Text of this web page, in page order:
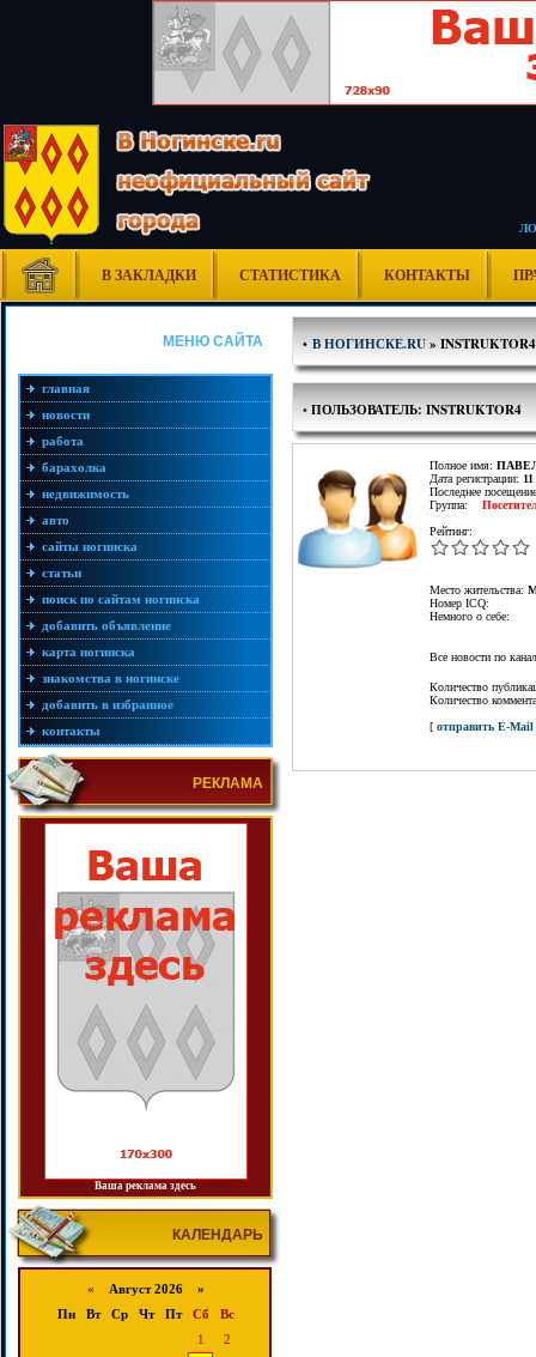
В ЗАКЛАДКИ СТАТИСТИКА КОНТАКТЫ
МЕНЮ САЙТА
главная
новости
работа
барахолка
недвижимость
авто
сайты ногинска
статьи
поиск по сайтам ногинска
добавить объявление
карта ногинска
знакомства в ногинске
добавить в избранное
контакты
РЕКЛАМА
Ваша реклама здесь
КАЛЕНДАРЬ
« Август 2026 »
Пн
Вт Ср Чт Пт Сб
Вс
1
2
• В НОГИНСКЕ.RU» INSTRUKTOR4
• ПОЛЬЗОВАТЕЛЬ: INSTRUKTOR4
Полное имя:
Дата регистрации:
Последнее
Группа:
Рейтинг:
Место жительства:
Номер ICQ:
Немного о себе:
Все новости по
Количество
Количество
[ отправить E-Mail